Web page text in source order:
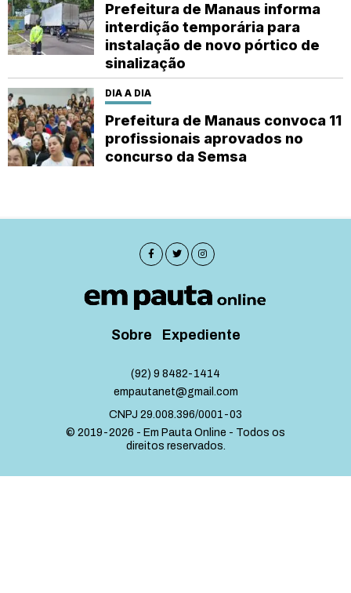
Prefeitura de Manaus informa
interdição temporária para
instalação de novo pórtico de
sinalização
DIA A DIA
Prefeitura de Manaus convoca 11
profissionais aprovados no
concurso da Semsa
Sobre Expediente
(92) 9 8482-1414
empautanet@gmail.com
CNPJ 29.008.396/0001-03
© 2019-2026 - Em Pauta Online - Todos os
direitos reservados.